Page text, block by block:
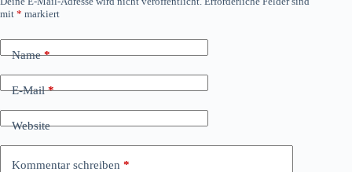
mit * markiert
Name*
E-Mail*
Website
Kommentar schreiben *